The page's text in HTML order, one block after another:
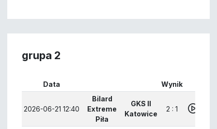
grupa 2
Data Wynik
2026-06-21 12:40
Bilard
Extreme
Piła
GKS II
Katowice
2 : 1